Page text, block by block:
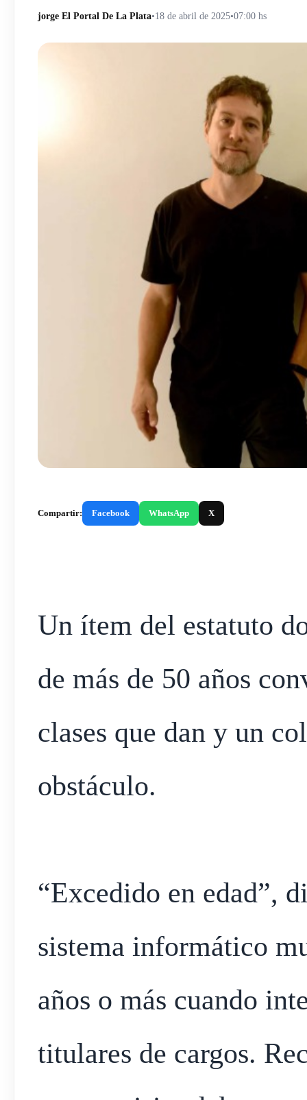
jorge El Portal De La Plata•18 de abril de 2025•07:00 hs
Compartir: Facebook WhatsApp X
Un ítem del estatuto
de más de 50 años
clases que dan y un
obstáculo.
“Excedido en edad”,
sistema informático
años o más cuando
titulares de cargos.